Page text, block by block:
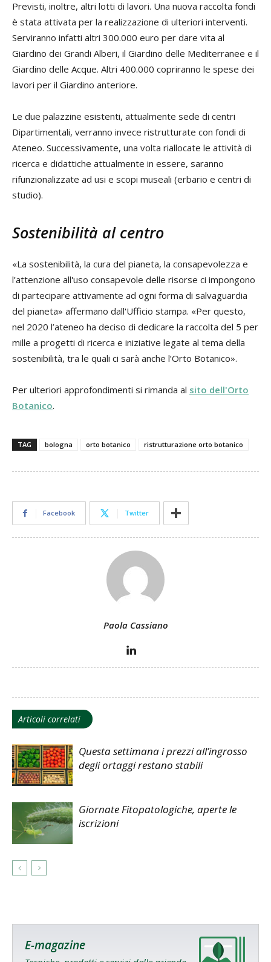
Previsti, inoltre, altri lotti di lavori. Una nuova raccolta fondi
è stata attivata per la realizzazione di ulteriori interventi.
Serviranno infatti altri 300.000 euro per dare vita al
Giardino dei Grandi Alberi, il Giardino delle Mediterranee e il
Giardino delle Acque. Altri 400.000 copriranno le spese dei
lavori per il Giardino anteriore.
Le due palazzine esistenti, attualmente sede di centri
Dipartimentali, verranno invece ristrutturate con fondi di
Ateneo. Successivamente, una volta riallocate le attività di
ricerca e didattiche attualmente in essere, saranno
rifunzionalizzate ad usi e scopi museali (erbario e centri di
studio).
Sostenibilità al centro
«La sostenibilità, la cura del pianeta, la consapevolezza e
l’attenzione all'uso consapevole delle risorse ci impongono
di partecipare attivamente ad ogni forma di salvaguardia
del pianeta» affermano dall'Ufficio stampa. «Per questo,
nel 2020 l’ateneo ha deciso di dedicare la raccolta del 5 per
mille a progetti di ricerca e iniziative legate al tema della
sostenibilità, tra le quali ci sarà anche l’Orto Botanico».
Per ulteriori approfondimenti si rimanda al sito dell'Orto
Botanico.
TAG bologna orto botanico ristrutturazione orto botanico
Facebook Twitter
Paola Cassiano
Articoli correlati
Questa settimana i prezzi all’ingrosso
degli ortaggi restano stabili
Giornate Fitopatologiche, aperte le
iscrizioni
E-magazine